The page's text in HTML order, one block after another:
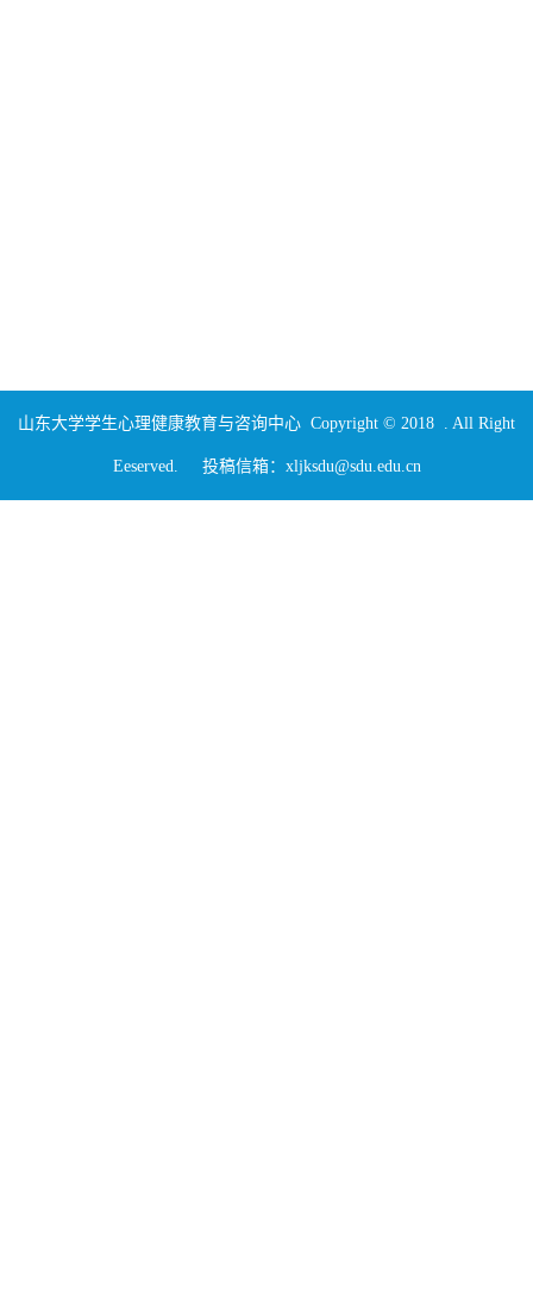
山东大学学生心理健康教育与咨询中心 Copyright © 2018 . All Right
Eeserved. 投稿信箱：xljksdu@sdu.edu.cn